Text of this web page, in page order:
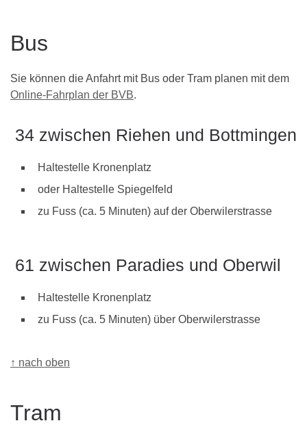
Bus
Sie können die Anfahrt mit Bus oder Tram planen mit dem
Online-Fahrplan der BVB.
34 zwischen Riehen und Bottmingen
Haltestelle Kronenplatz
oder Haltestelle Spiegelfeld
zu Fuss (ca. 5 Minuten) auf der Oberwilerstrasse
61 zwischen Paradies und Oberwil
Haltestelle Kronenplatz
zu Fuss (ca. 5 Minuten) über Oberwilerstrasse
↑ nach oben
Tram